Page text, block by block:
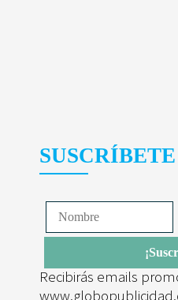
SUSCRÍBETE
Recibirás emails